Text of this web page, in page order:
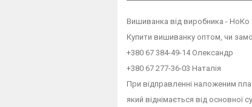
Вишиванка від виробника - НоКо
Купити вишиванку оптом, чи
+380 67 384-49-14 Олександр
+380 67 277-36-03 Наталія
При відправленні наложеним
який віднімається від основної